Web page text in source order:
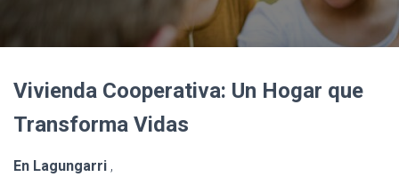
Vivienda Cooperativa: Un Hogar que
Transforma Vidas
En Lagungarri ,